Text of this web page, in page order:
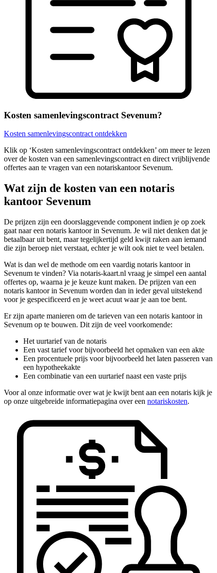
Kosten samenlevingscontract Sevenum?
Kosten samenlevingscontract ontdekken
Klik op ‘Kosten samenlevingscontract ontdekken’ om meer te lezen
over de kosten van een samenlevingscontract en direct vrijblijvende
offertes aan te vragen van een notariskantoor Sevenum.
Wat zijn de kosten van een notaris
kantoor Sevenum
De prijzen zijn een doorslaggevende component indien je op zoek
gaat naar een notaris kantoor in Sevenum. Je wil niet denken dat je
betaalbaar uit bent, maar tegelijkertijd geld kwijt raken aan iemand
die zijn beroep niet verstaat, echter je wilt ook niet te veel betalen.
Wat is dan wel de methode om een vaardig notaris kantoor in
Sevenum te vinden? Via notaris-kaart.nl vraag je simpel een aantal
offertes op, waarna je je keuze kunt maken. De prijzen van een
notaris kantoor in Sevenum worden dan in ieder geval uitstekend
voor je gespecificeerd en je weet acuut waar je aan toe bent.
Er zijn aparte manieren om de tarieven van een notaris kantoor in
Sevenum op te bouwen. Dit zijn de veel voorkomende:
Het uurtarief van de notaris
Een vast tarief voor bijvoorbeeld het opmaken van een akte
Een procentuele prijs voor bijvoorbeeld het laten passeren van
een hypotheekakte
Een combinatie van een uurtarief naast een vaste prijs
Voor al onze informatie over wat je kwijt bent aan een notaris kijk je
op onze uitgebreide informatiepagina over een notariskosten.